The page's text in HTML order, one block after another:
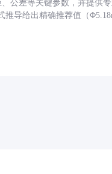
公差等关键参数，并提供
推导给出精确推荐值（